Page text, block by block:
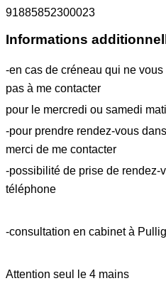
91885852300023
Informations
-en cas de créneau qui ne
pas à me contacter
pour le mercredi ou samedi
-pour prendre rendez-vous
merci de me contacter
-possibilité de prise de rendez-
téléphone
-consultation en cabinet à
Attention seul le 4 mains